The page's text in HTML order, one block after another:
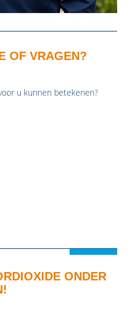
OF VRAGEN?
u kunnen betekenen?
ONDER